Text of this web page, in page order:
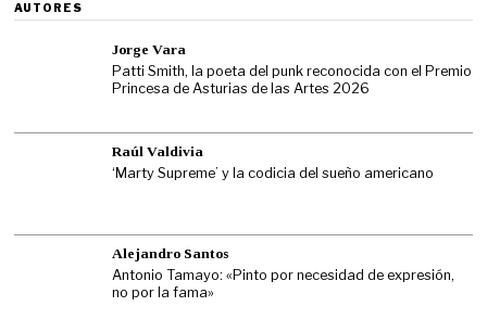
AUTORES
Jorge Vara
Patti Smith, la poeta del punk reconocida con el Premio
Princesa de Asturias de las Artes 2026
Raúl Valdivia
‘Marty Supreme’ y la codicia del sueño americano
Alejandro Santos
Antonio Tamayo: «Pinto por necesidad de expresión,
no por la fama»